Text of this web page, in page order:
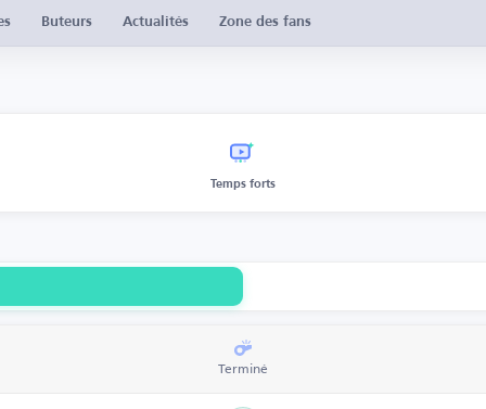
Buteurs Actualités Zone des fans
Temps forts
Terminé